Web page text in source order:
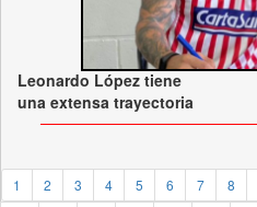
Leonardo López tiene
una extensa trayectoria
1 2 3 4 5 6 7 8